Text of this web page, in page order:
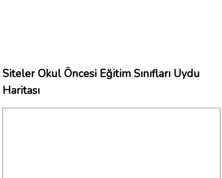
Siteler Okul Öncesi Eğitim Sınıfları Uydu
Haritası